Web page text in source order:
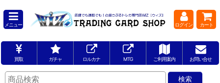
メニュー ログイン カート
買取 ガチャ ロルカナ MTG ご利用案内 お問い合せ